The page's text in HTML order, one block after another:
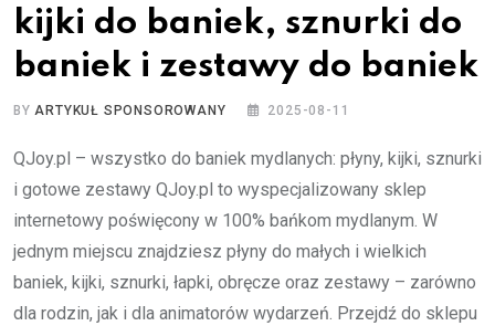
kijki do baniek, sznurki do
baniek i zestawy do baniek
BYARTYKUŁ SPONSOROWANY 2025-08-11
QJoy.pl – wszystko do baniek mydlanych: płyny, kijki, sznurki
i gotowe zestawy QJoy.pl to wyspecjalizowany sklep
internetowy poświęcony w 100% bańkom mydlanym. W
jednym miejscu znajdziesz płyny do małych i wielkich
baniek, kijki, sznurki, łapki, obręcze oraz zestawy – zarówno
dla rodzin, jak i dla animatorów wydarzeń. Przejdź do sklepu